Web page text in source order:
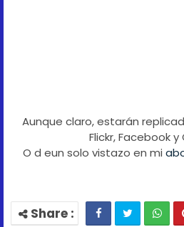
Aunque claro, estarán
Flickr, Facebook
O d eun solo vistazo en mi